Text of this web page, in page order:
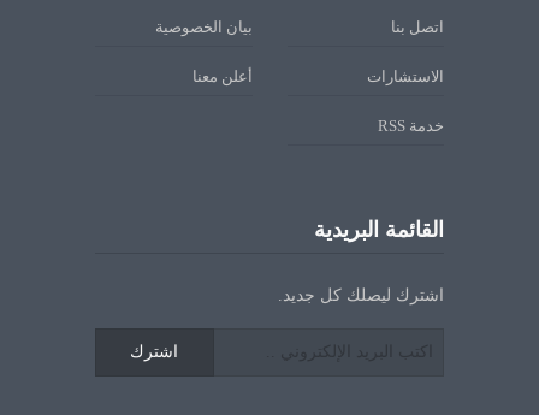
اتصل بنا بيان الخصوصية
الاستشارات أعلن معنا
خدمة RSS
القائمة البريدية
اشترك ليصلك كل جديد.
اشترك